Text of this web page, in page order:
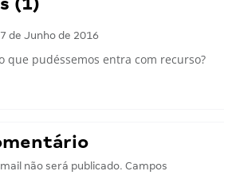
de Junho de 2016
que pudéssemos entra com recurso?
não será publicado. Campos